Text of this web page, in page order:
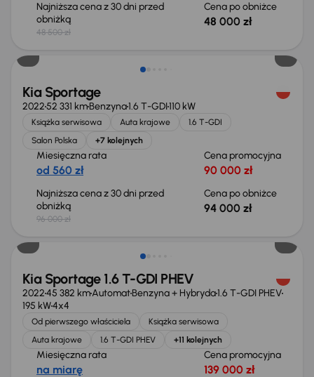
Najniższa cena z 30 dni przed
obniżką
48 500 zł
Cena po obniżce
48 000 zł
Taniej o 2 000 zł
Kia Sportage
202252 331 kmBenzyna1.6 T-GDI110 kW
Książka serwisowa Auta krajowe
1.6 T-GDI
Salon Polska
+7 kolejnych
Miesięczna rata
od 560 zł
Cena promocyjna
90 000 zł
Najniższa cena z 30 dni przed
obniżką
96 000 zł
Cena po obniżce
94 000 zł
Taniej o 4 000 zł
Kia Sportage 1.6 T-GDI PHEV
202245 382 kmAutomatBenzyna + Hybryda1.6 T-GDI PHEV
195 kW4x4
Od pierwszego właściciela
Książka serwisowa
Auta krajowe
1.6 T-GDI PHEV +11 kolejnych
Miesięczna rata
na miarę
Cena promocyjna
139 000 zł